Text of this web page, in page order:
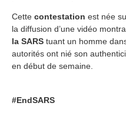
Cette contestation est née
la diffusion d’une vidéo
la SARS tuant un homme
autorités ont nié son
en début de semaine.
#EndSARS